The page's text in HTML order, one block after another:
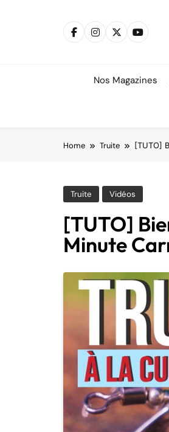
Nos Magazines
Home Truite [TUTO]
Truite Vidéos
[TUTO]
Minute